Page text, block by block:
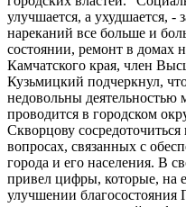
улучшается, а ухудшается, -
нареканий все больше и
состоянии, ремонт в домах
Камчатского края, член
Кузьмицкий подчеркнул,
недовольны деятельностью
проводится в городском
Скворцову
вопросах, связанных с
города и его населения. В
привел цифры, которые, на
улучшении благосостояния